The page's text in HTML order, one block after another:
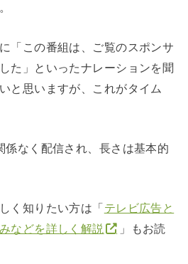
「この番組は、ご覧のスポンサ
た」といったナレーションを聞
と思いますが、これがタイム
係なく配信され、長さは基本的
く知りたい方は「テレビ広告と
などを詳しく解説
」もお読